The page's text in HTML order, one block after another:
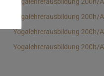
Yogalehrerausbildung 200h/
Yogalehrerausbildung 200h/
Yogalehrerausbildung 200h/